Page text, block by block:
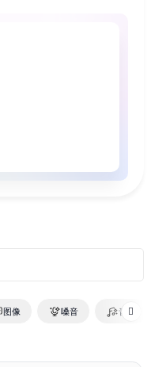
图像 嗓音 音乐